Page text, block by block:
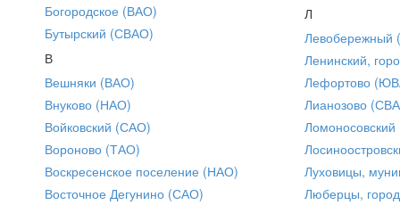
Богородское (ВАО)
Бутырский (СВАО)
В
Вешняки (ВАО)
Внуково (НАО)
Войковский (САО)
Вороново (ТАО)
Воскресенское поселение (НАО)
Восточное Дегунино (САО)
Л
Ленинский,
Лефортово
Лианозово
Луховицы,
Люберцы,